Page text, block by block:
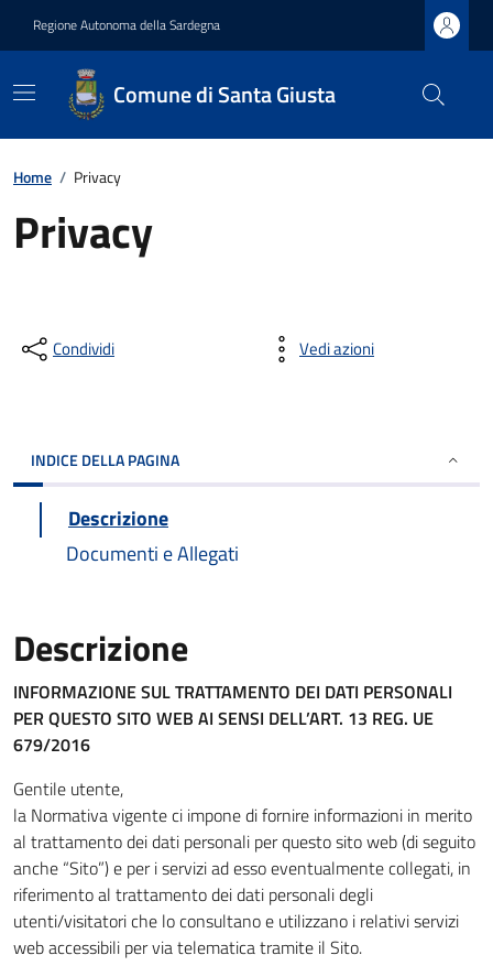
Regione Autonoma della Sardegna
Comune di Santa Giusta
Home / Privacy
Privacy
Condividi Vedi azioni
INDICE DELLA PAGINA
Descrizione
Documenti e Allegati
Descrizione
INFORMAZIONE SUL TRATTAMENTO DEI DATI PERSONALI
PER QUESTO SITO WEB AI SENSI DELL’ART. 13 REG. UE
679/2016
Gentile utente,
la Normativa vigente ci impone di fornire informazioni in merito
al trattamento dei dati personali per questo sito web (di seguito
anche “Sito”) e per i servizi ad esso eventualmente collegati, in
riferimento al trattamento dei dati personali degli
utenti/visitatori che lo consultano e utilizzano i relativi servizi
web accessibili per via telematica tramite il Sito.